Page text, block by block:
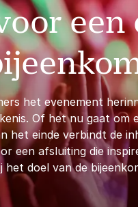
een
het evenement
Of het nu gaat om
het einde verbindt de
een afsluiting die
doel van de